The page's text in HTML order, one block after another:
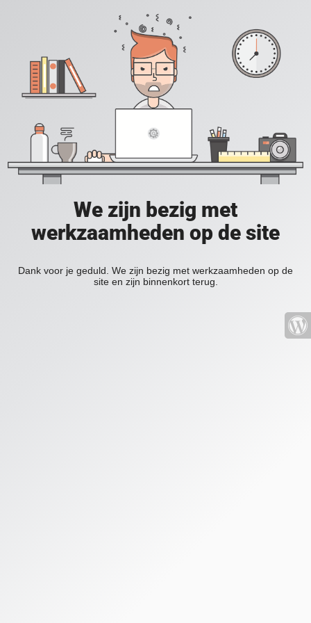
We zijn bezig met
werkzaamheden op de site
Dank voor je geduld. We zijn bezig met werkzaamheden op de
site en zijn binnenkort terug.